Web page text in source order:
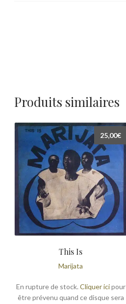
Produits similaires
This Is
Marijata
25,00€
En rupture de stock. Cliquer icipour
être prévenu quand ce disque sera